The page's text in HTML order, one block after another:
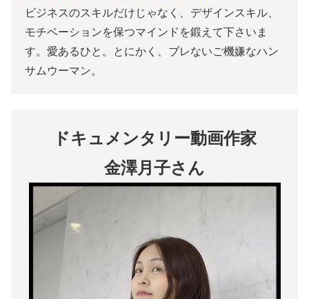
ビジネスのスキルだけじゃなく、デザインスキル、
モチベーションを保つマインドを鍛えて下さいま
す。愛あるひと。とにかく、ブレないご機嫌なハン
サムウーマン。
ドキュメンタリー動画作家
金澤月子さん